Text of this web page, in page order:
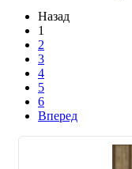
Назад
1
2
3
4
5
6
Вперед